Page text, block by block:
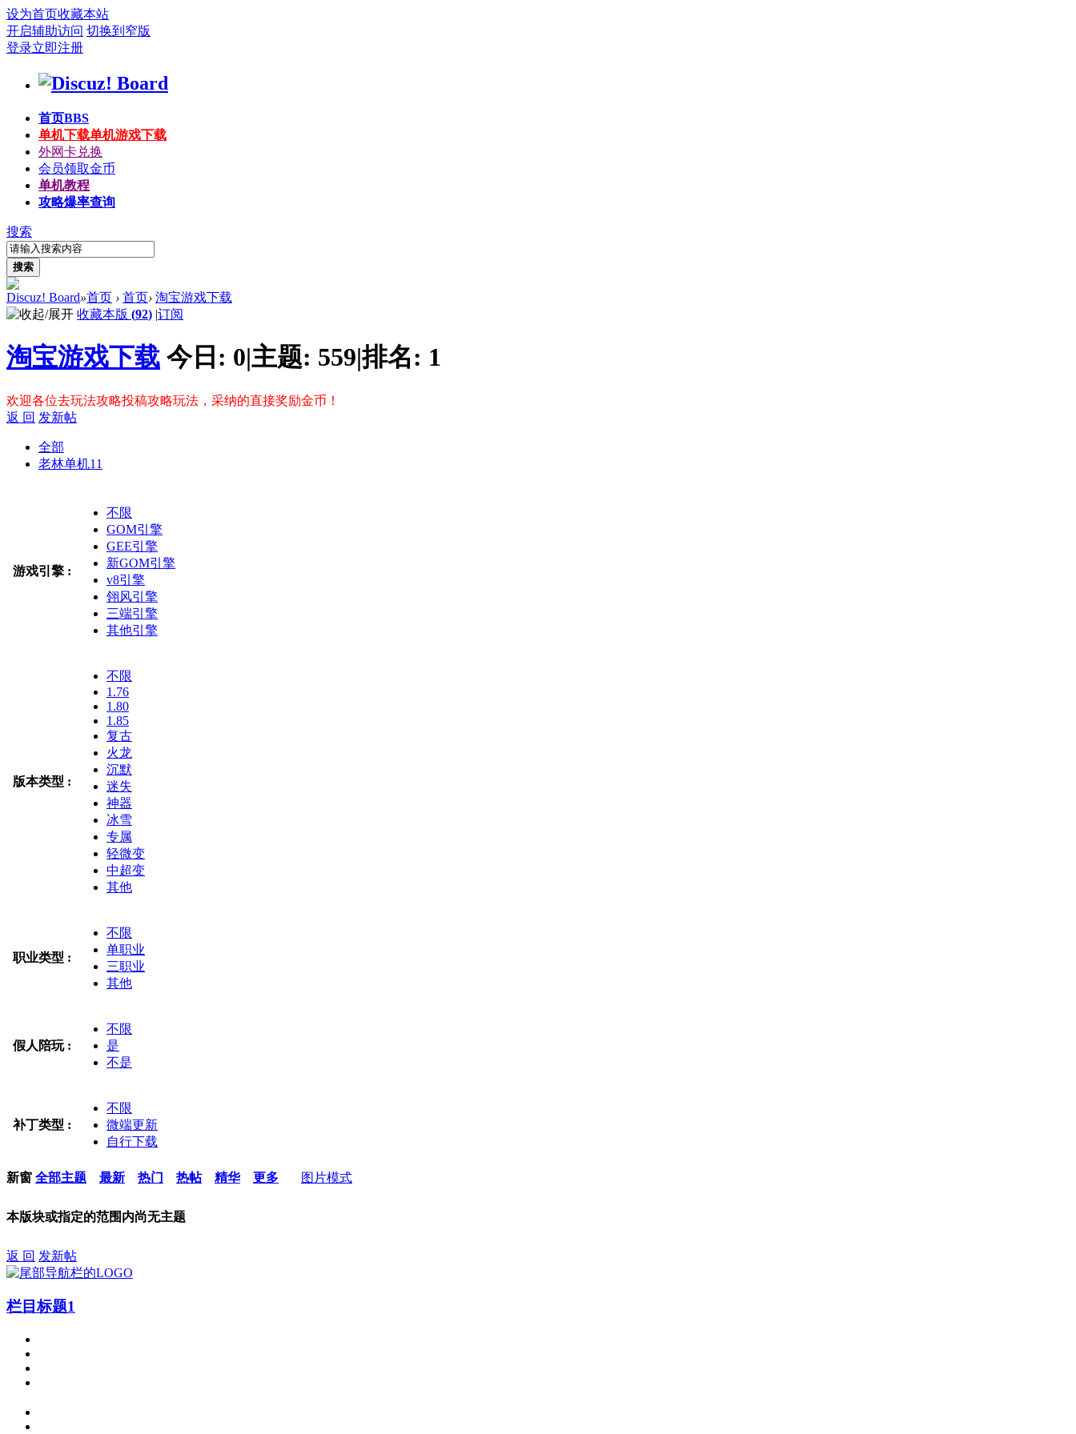
设为首页收藏本站
开启辅助访问 切换到窄版
登录立即注册
首页BBS
单机下载单机游戏下载
外网卡兑换
会员领取金币
单机教程
攻略爆率查询
搜索
搜索
Discuz! Board»首页 › 首页› 淘宝游戏下载
收藏本版 (92) |订阅
淘宝游戏下载 今日: 0|主题: 559|排名: 1
欢迎各位去玩法攻略投稿攻略玩法，采纳的直接奖励金币！
返 回 发新帖
全部
老林单机11
游戏引擎 :
不限
GOM引擎
GEE引擎
新GOM引擎
v8引擎
翎风引擎
三端引擎
其他引擎
版本类型 :
不限
1.76
1.80
1.85
复古
火龙
沉默
迷失
神器
冰雪
专属
轻微变
中超变
其他
职业类型 :
不限
单职业
三职业
其他
假人陪玩 :
不限
是
不是
补丁类型 :
不限
微端更新
自行下载
新窗 全部主题 最新 热门 热帖 精华 更多 图片模式
本版块或指定的范围内尚无主题
返 回 发新帖
栏目标题1